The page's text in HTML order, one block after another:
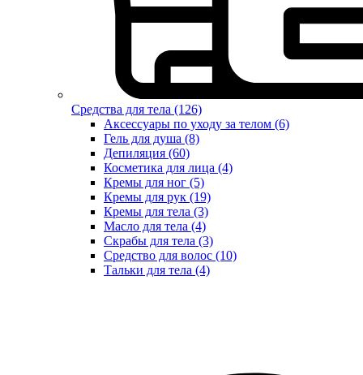
Средства для тела (126)
Аксессуары по уходу за телом (6)
Гель для душа (8)
Депиляция (60)
Косметика для лица (4)
Кремы для ног (5)
Кремы для рук (19)
Кремы для тела (3)
Масло для тела (4)
Скрабы для тела (3)
Средство для волос (10)
Тальки для тела (4)